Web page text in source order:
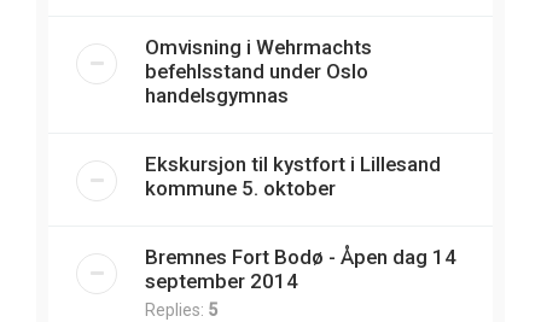
Omvisning i Wehrmachts
befehlsstand under Oslo
handelsgymnas
Ekskursjon til kystfort i Lillesand
kommune 5. oktober
Bremnes Fort Bodø - Åpen dag 14
september 2014
Replies: 5